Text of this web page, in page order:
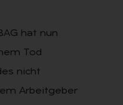
hat nun
Tod
nicht
Arbeitgeber